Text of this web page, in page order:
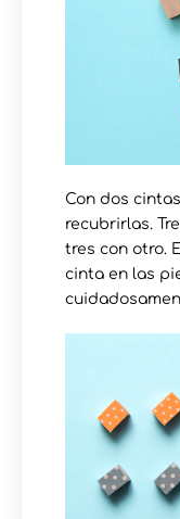
Con dos
recubrirlas.
tres con otro.
cinta en las